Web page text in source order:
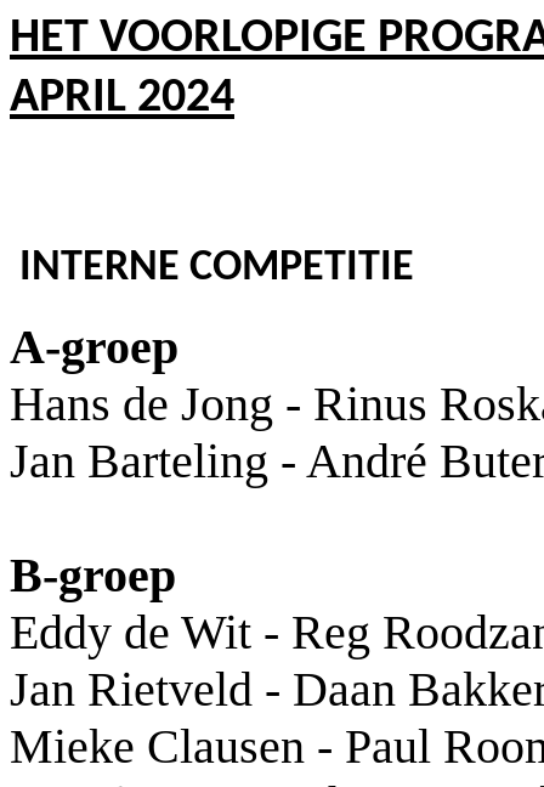
HET VOORLOPIGE
APRIL 2024
INTERNE COMPETITIE
A-groep
Hans de Jong - Rinus
Jan Barteling - André
B-groep
Eddy de Wit - Reg
Jan Rietveld - Daan
Mieke Clausen - Paul